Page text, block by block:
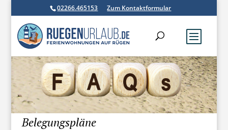
02266.465153 Zum Kontaktformular
Belegungspläne